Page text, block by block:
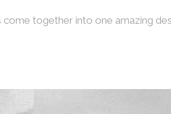
together into one amazing